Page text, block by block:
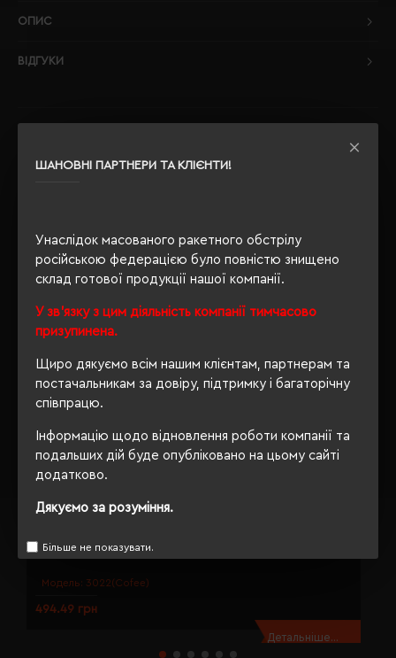
ШАНОВНІ ПАРТНЕРИ ТА КЛІЄНТИ!
Унаслідок масованого ракетного обстрілу
російською федерацією було повністю знищено
склад готової продукції нашої компанії.
У зв'язку з цим діяльність компанії тимчасово
призупинена.
Щиро дякуємо всім нашим клієнтам, партнерам та
постачальникам за довіру, підтримку і багаторічну
співпрацю.
Інформацію щодо відновлення роботи компанії та
подальших дій буде опубліковано на цьому сайті
додатково.
Дякуємо за розуміння.
Більше не показувати.
ОПИС
ВІДГУКИ
Модель: 3022(Cofee)
Пов'язка на голову coFEE Beam бежевий - CO3022.17
494.49 грн
Детальніше...